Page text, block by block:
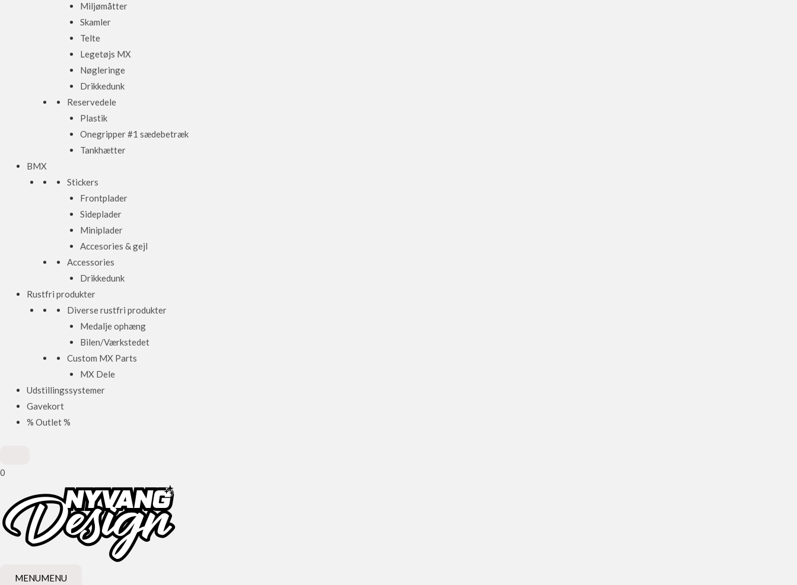
Miljømåtter
Skamler
Telte
Legetøjs MX
Nøgleringe
Drikkedunk
Reservedele
Plastik
Onegripper #1 sædebetræk
Tankhætter
BMX
Stickers
Frontplader
Sideplader
Miniplader
Accesories & gejl
Accessories
Drikkedunk
Rustfri produkter
Diverse rustfri produkter
Medalje ophæng
Bilen/Værkstedet
Custom MX Parts
MX Dele
Udstillingssystemer
Gavekort
% Outlet %
0
MENUMENU